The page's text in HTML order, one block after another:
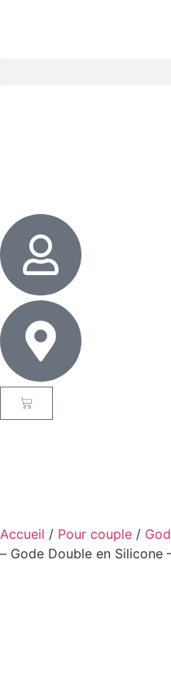
Accueil / Pour couple /
– Gode Double en Silicone